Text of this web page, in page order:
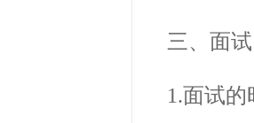
三、面试
1.面试